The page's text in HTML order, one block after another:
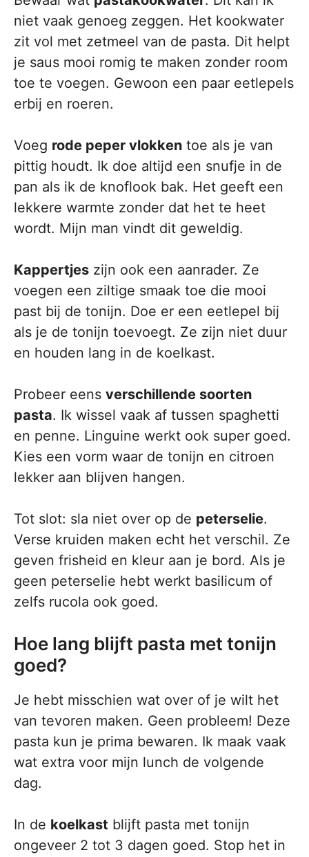
niet vaak genoeg zeggen. Het kookwater
zit vol met zetmeel van de pasta. Dit helpt
je saus mooi romig te maken zonder room
toe te voegen. Gewoon een paar eetlepels
erbij en roeren.
Voeg rode peper vlokken toe als je van
pittig houdt. Ik doe altijd een snufje in de
pan als ik de knoflook bak. Het geeft een
lekkere warmte zonder dat het te heet
wordt. Mijn man vindt dit geweldig.
Kappertjes zijn ook een aanrader. Ze
voegen een ziltige smaak toe die mooi
past bij de tonijn. Doe er een eetlepel bij
als je de tonijn toevoegt. Ze zijn niet duur
en houden lang in de koelkast.
Probeer eens verschillende soorten
pasta. Ik wissel vaak af tussen spaghetti
en penne. Linguine werkt ook super goed.
Kies een vorm waar de tonijn en citroen
lekker aan blijven hangen.
Tot slot: sla niet over op de peterselie.
Verse kruiden maken echt het verschil. Ze
geven frisheid en kleur aan je bord. Als je
geen peterselie hebt werkt basilicum of
zelfs rucola ook goed.
Hoe lang blijft pasta met tonijn
goed?
Je hebt misschien wat over of je wilt het
van tevoren maken. Geen probleem! Deze
pasta kun je prima bewaren. Ik maak vaak
wat extra voor mijn lunch de volgende
dag.
In de koelkast blijft pasta met tonijn
ongeveer 2 tot 3 dagen goed. Stop het in